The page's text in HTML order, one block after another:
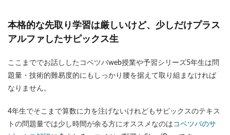
本格的な先取り学習は厳しいけど、少しだけプラス
アルファしたサピックス生
ここまででお話ししたコベツバweb授業や予習シリーズ5年生は問
題量・技術的難易度的にもしっかり腰を据えて取り組まなければ
なりません。
4年生でそこまで算数に力を注げないけれどもサピックスのテキス
トの問題量では少し時間が余る方にオススメなのは コベツバのサ